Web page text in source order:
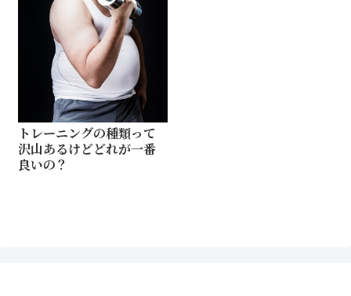
トレーニングの種類って
沢山あるけどどれが一番
良いの？